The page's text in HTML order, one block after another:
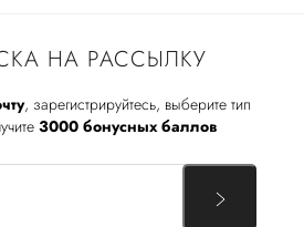
НА РАССЫЛКУ
, зарегистрируйтесь, выберите тип
3000 бонусных баллов